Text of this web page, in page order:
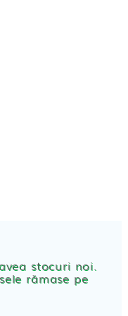
stocuri noi.
rămase pe